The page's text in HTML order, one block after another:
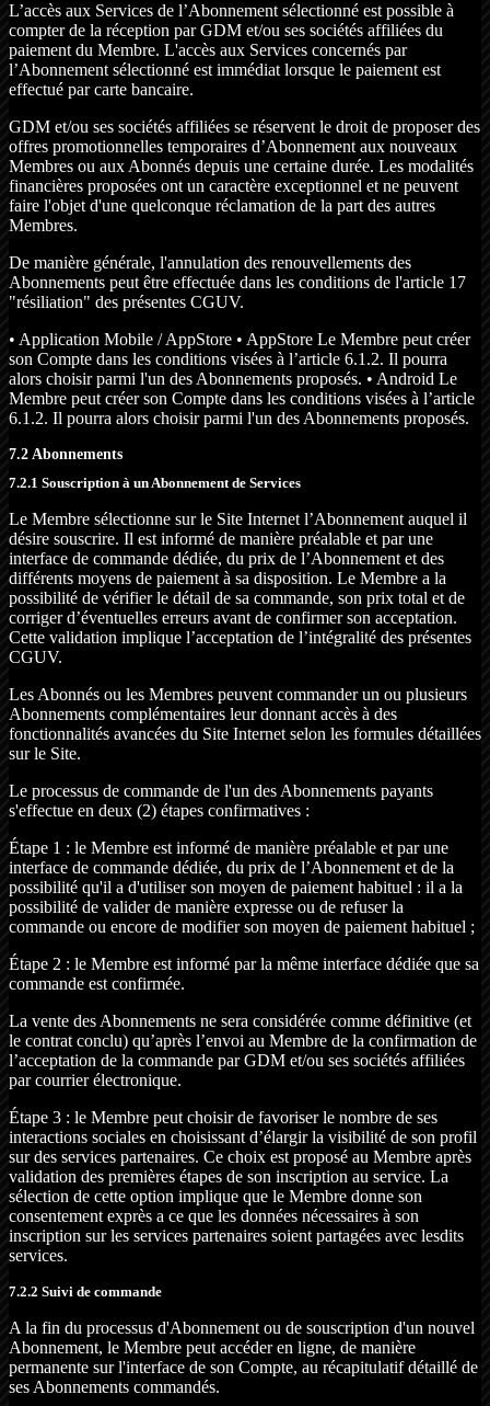
L’accès aux Services de l’Abonnement sélectionné est possible à
compter de la réception par GDM et/ou ses sociétés affiliées du
paiement du Membre. L'accès aux Services concernés par
l’Abonnement sélectionné est immédiat lorsque le paiement est
effectué par carte bancaire.
GDM et/ou ses sociétés affiliées se réservent le droit de proposer des
offres promotionnelles temporaires d’Abonnement aux nouveaux
Membres ou aux Abonnés depuis une certaine durée. Les modalités
financières proposées ont un caractère exceptionnel et ne peuvent
faire l'objet d'une quelconque réclamation de la part des autres
Membres.
De manière générale, l'annulation des renouvellements des
Abonnements peut être effectuée dans les conditions de l'article 17
"résiliation" des présentes CGUV.
• Application Mobile / AppStore • AppStore Le Membre peut créer
son Compte dans les conditions visées à l’article 6.1.2. Il pourra
alors choisir parmi l'un des Abonnements proposés. • Android Le
Membre peut créer son Compte dans les conditions visées à l’article
6.1.2. Il pourra alors choisir parmi l'un des Abonnements proposés.
7.2 Abonnements
7.2.1 Souscription à un Abonnement de Services
Le Membre sélectionne sur le Site Internet l’Abonnement auquel il
désire souscrire. Il est informé de manière préalable et par une
interface de commande dédiée, du prix de l’Abonnement et des
différents moyens de paiement à sa disposition. Le Membre a la
possibilité de vérifier le détail de sa commande, son prix total et de
corriger d’éventuelles erreurs avant de confirmer son acceptation.
Cette validation implique l’acceptation de l’intégralité des présentes
CGUV.
Les Abonnés ou les Membres peuvent commander un ou plusieurs
Abonnements complémentaires leur donnant accès à des
fonctionnalités avancées du Site Internet selon les formules détaillées
sur le Site.
Le processus de commande de l'un des Abonnements payants
s'effectue en deux (2) étapes confirmatives :
Étape 1 : le Membre est informé de manière préalable et par une
interface de commande dédiée, du prix de l’Abonnement et de la
possibilité qu'il a d'utiliser son moyen de paiement habituel : il a la
possibilité de valider de manière expresse ou de refuser la
commande ou encore de modifier son moyen de paiement habituel ;
Étape 2 : le Membre est informé par la même interface dédiée que sa
commande est confirmée.
La vente des Abonnements ne sera considérée comme définitive (et
le contrat conclu) qu’après l’envoi au Membre de la confirmation de
l’acceptation de la commande par GDM et/ou ses sociétés affiliées
par courrier électronique.
Étape 3 : le Membre peut choisir de favoriser le nombre de ses
interactions sociales en choisissant d’élargir la visibilité de son profil
sur des services partenaires. Ce choix est proposé au Membre après
validation des premières étapes de son inscription au service. La
sélection de cette option implique que le Membre donne son
consentement exprès a ce que les données nécessaires à son
inscription sur les services partenaires soient partagées avec lesdits
services.
7.2.2 Suivi de commande
A la fin du processus d'Abonnement ou de souscription d'un nouvel
Abonnement, le Membre peut accéder en ligne, de manière
permanente sur l'interface de son Compte, au récapitulatif détaillé de
ses Abonnements commandés.